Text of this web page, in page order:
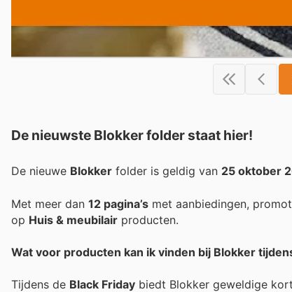
De nieuwste Blokker folder staat hier!
De nieuwe Blokker folder is geldig van 25 oktober
Met meer dan 12 pagina’s met aanbiedingen,
op Huis & meubilair producten.
Wat voor producten kan ik vinden bij Blokker
Tijdens de Black Friday biedt Blokker geweldige